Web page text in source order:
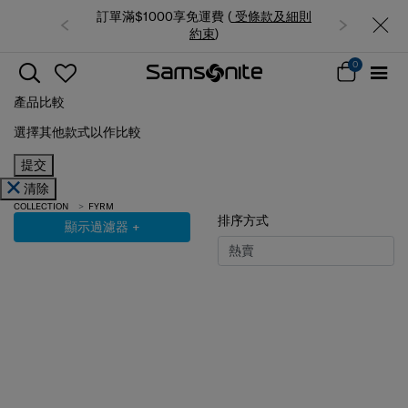
夏日限時優惠: 精選行李
訂單滿$1000享免運費 ( 受條款及細則
0
產品比較
選擇其他款式以作比較
提交
清除
COLLECTION FYRM
顯示過濾器 + 排序方式